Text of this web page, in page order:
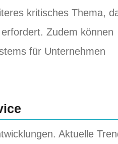
kritisches Thema,
Zudem können
für Unternehmen
Aktuelle